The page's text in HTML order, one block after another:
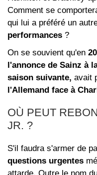
Comment se
qui lui a préféré un
performances ?
On se souvient qu'en
l'annonce de Sainz à
saison suivante, avait
l'Allemand face à
OÙ PEUT
JR. ?
S'il faudra s'armer de
questions urgentes
attarde. Outre le nom